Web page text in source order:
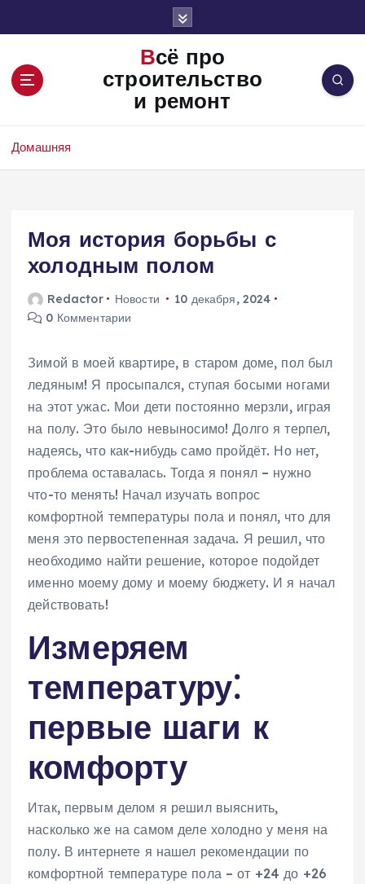
Всё про
строительство
и ремонт
Домашняя
Моя история борьбы с
холодным полом
Redactor Новости
10 декабря, 2024
0 Комментарии
Зимой в моей квартире, в старом доме, пол был
ледяным! Я просыпался, ступая босыми ногами
на этот ужас. Мои дети постоянно мерзли, играя
на полу. Это было невыносимо! Долго я терпел,
надеясь, что как-нибудь само пройдёт. Но нет,
проблема оставалась. Тогда я понял – нужно
что-то менять! Начал изучать вопрос
комфортной температуры пола и понял, что для
меня это первостепенная задача. Я решил, что
необходимо найти решение, которое подойдет
именно моему дому и моему бюджету. И я начал
действовать!
Измеряем
температуру⁚
первые шаги к
комфорту
Итак, первым делом я решил выяснить,
насколько же на самом деле холодно у меня на
полу. В интернете я нашел рекомендации по
комфортной температуре пола – от +24 до +26